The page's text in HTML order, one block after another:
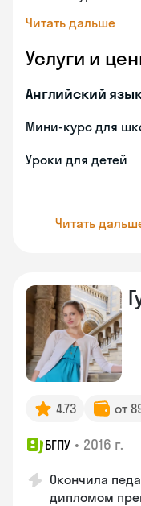
Читать дальше
Услуги и
Английский
Мини-курс для
Уроки для детей
Читать
4.73 от
БГПУ • 2016 г.
Окончила
дипломом